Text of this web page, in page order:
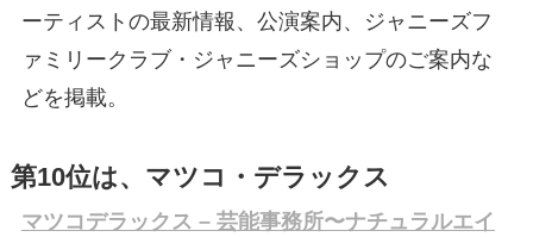
ーティストの最新情報、公演案内、ジャニーズフ
ァミリークラブ・ジャニーズショップのご案内な
どを掲載。
第10位は、マツコ・デラックス
マツコデラックス – 芸能事務所〜ナチュラルエイ